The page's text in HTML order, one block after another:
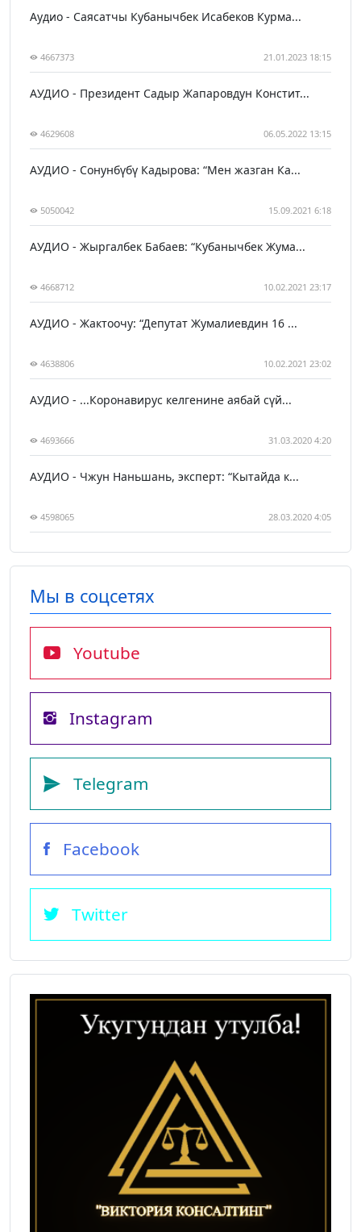
Аудио - Саясатчы Кубанычбек Исабеков Курма...
4667373 21.01.2023 18:15
АУДИО - Президент Садыр Жапаровдун Констит...
4629608 06.05.2022 13:15
АУДИО - Сонунбүбү Кадырова: “Мен жазган Ка...
5050042 15.09.2021 6:18
АУДИО - Жыргалбек Бабаев: “Кубанычбек Жума...
4668712 10.02.2021 23:17
АУДИО - Жактоочу: “Депутат Жумалиевдин 16 ...
4638806 10.02.2021 23:02
АУДИО - ...Коронавирус келгенине аябай сүй...
4693666 31.03.2020 4:20
АУДИО - Чжун Наньшань, эксперт: “Кытайда к...
4598065 28.03.2020 4:05
Мы в соцсетях
Youtube
Instagram
Telegram
Facebook
Twitter